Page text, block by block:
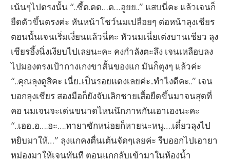
เน้นๆไปตรงนั้น “..ซี้ด.ดด…ด…อูยย..” แสบนี่คะ แล้วเจนก็
ยืดตัวขึ้นตรงค่ะ หันหน้าโชว์นมเปลือยๆ ต่อหน้าลุงเชียร
ตอนนั้นเจนเริ่มเงี่ยนแล้วนี่คะ หัวนมเนี่ยเต่งบานเชียว ลุง
เชียรอึ้งนิ่งเงียบไปเลยนะคะ คงกำลังตะลึง เจนเหลือบลง
ไปมองตรงเป้ากางเกงขาสั้นของแก มันก็ตุงๆ แล้วค่ะ
“..คุณลุงดูสิคะ เนี่ย..เป็นรอยแดงเลยค่ะ..ทำไงดีคะ..” เจน
บอกลุงเชียร สองมือก็ยังจับเลิกชายเสื้อยืดขึ้นมาจนสุดที่
คอ นมเจนจะเด่นขนาดไหนนึกภาพกันเอาเองนะคะ
“..เออ..อ….อะ….ทายาซักหน่อยก็หายนะหนู….เดี๋ยวลุงไป
หยิบมาให้…” ลุงแกคงตื่นเต้นจัดๆเลยค่ะ รีบออกไปเอายา
หม่องมาให้เจนทันที ตอนแกกลับเข้ามาในห้องน้ำ